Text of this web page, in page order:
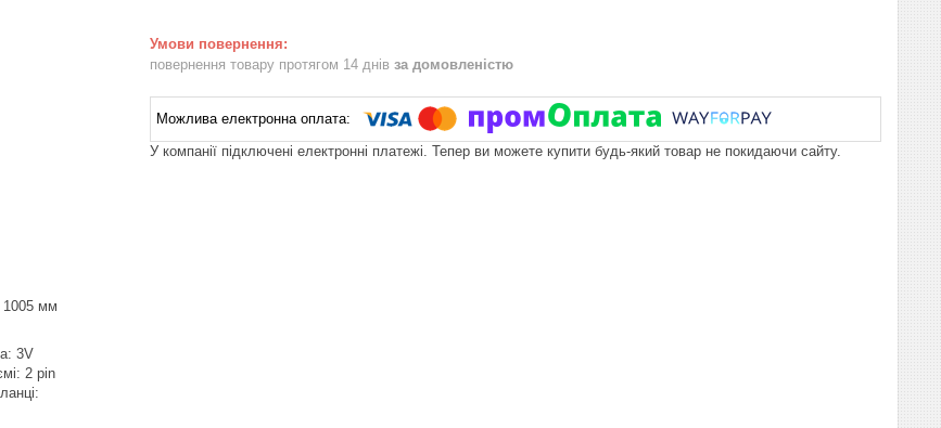
повернення товару протягом 14 днів за домовленістю
У компанії підключені електронні платежі. Тепер ви можете купити будь-який товар не покидаючи сайту.
1005 мм
3V
2 pin